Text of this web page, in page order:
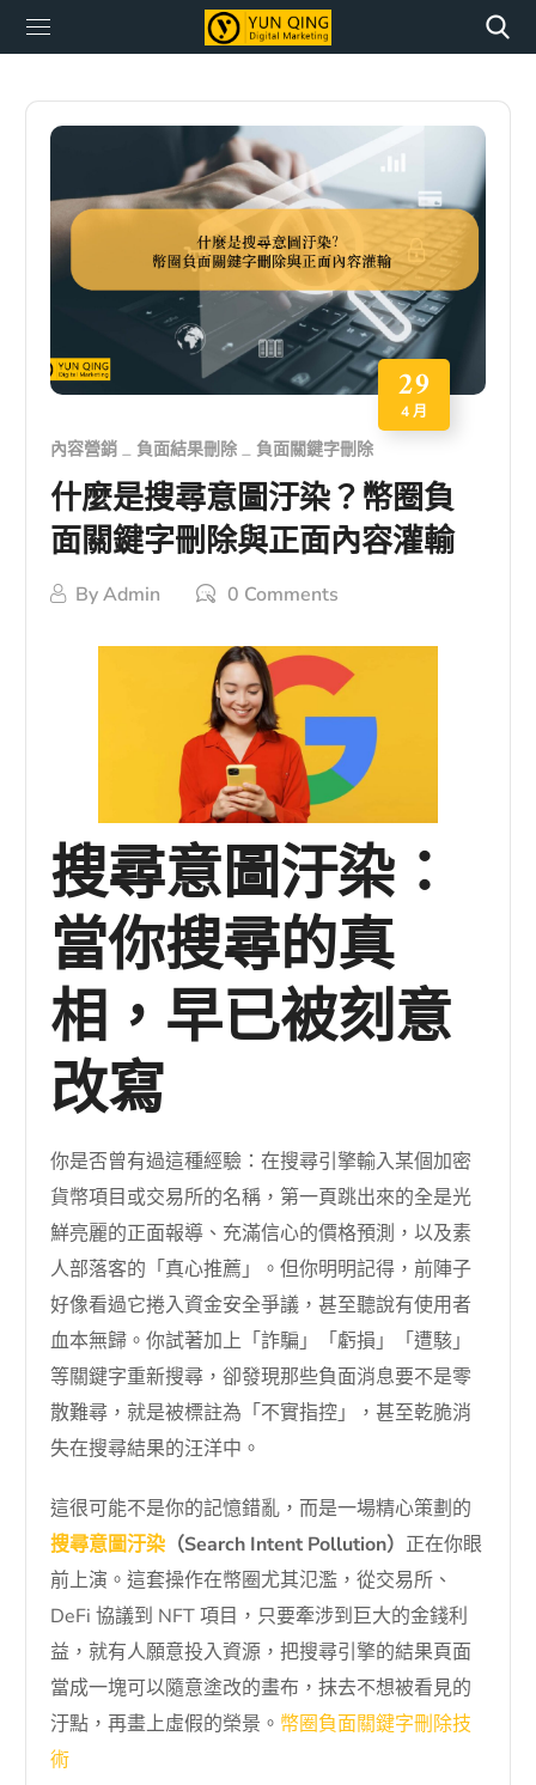
29
4 月
內容營銷 負面結果刪除 負面關鍵字刪除
什麼是搜尋意圖汙染？幣圈負
面關鍵字刪除與正面內容灌輸
ByAdmin 0 Comments
搜尋意圖汙染：
當你搜尋的真
相，早已被刻意
改寫
你是否曾有過這種經驗：在搜尋引擎輸入某個加密
貨幣項目或交易所的名稱，第一頁跳出來的全是光
鮮亮麗的正面報導、充滿信心的價格預測，以及素
人部落客的「真心推薦」。但你明明記得，前陣子
好像看過它捲入資金安全爭議，甚至聽說有使用者
血本無歸。你試著加上「詐騙」「虧損」「遭駭」
等關鍵字重新搜尋，卻發現那些負面消息要不是零
散難尋，就是被標註為「不實指控」，甚至乾脆消
失在搜尋結果的汪洋中。
這很可能不是你的記憶錯亂，而是一場精心策劃的
搜尋意圖汙染 （Search Intent Pollution）正在你眼
前上演。這套操作在幣圈尤其氾濫，從交易所、
DeFi 協議到 NFT 項目，只要牽涉到巨大的金錢利
益，就有人願意投入資源，把搜尋引擎的結果頁面
當成一塊可以隨意塗改的畫布，抹去不想被看見的
汙點，再畫上虛假的榮景。 幣圈負面關鍵字刪除技
術